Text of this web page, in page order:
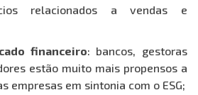
relacionados a vendas e
financeiro: bancos, gestoras
estão muito mais propensos a
empresas em sintonia com o ESG;